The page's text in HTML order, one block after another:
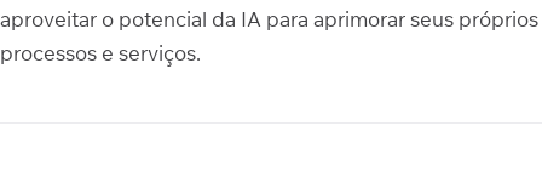
aproveitar o potencial da IA para aprimorar seus próprios
processos e serviços.